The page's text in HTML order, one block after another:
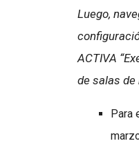
Luego,
ACTIVA
de salas de
Para